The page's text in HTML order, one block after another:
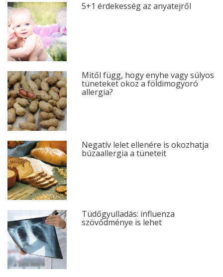
5+1 érdekesség az anyatejről
Mitől függ, hogy enyhe vagy súlyos
tüneteket okoz a földimogyoró
allergia?
Negatív lelet ellenére is okozhatja
búzaallergia a tüneteit
Tüdőgyulladás: influenza
szövődménye is lehet